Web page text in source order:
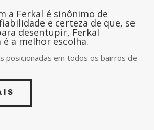
a Ferkal é sinônimo de
e certeza de que, se
desentupir, Ferkal
a melhor escolha.
posicionadas em todos os bairros de